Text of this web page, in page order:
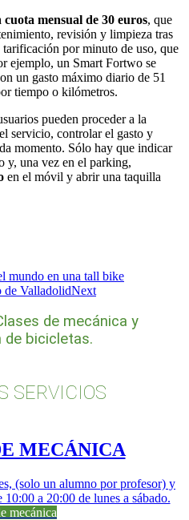
cuota mensual de 30 euros, que
revisión y limpieza tras
por minuto de uso, que
ejemplo, un Smart Fortwo se
un gasto máximo diario de 51
tiempo o kilómetros.
pueden proceder a la
servicio, controlar el gasto y
momento. Sólo hay que indicar
y, una vez en el parking,
en el móvil y abrir una taquilla
mundo en una tall bike
de ValladolidNext
de mecánica y
de bicicletas.
SERVICIOS
MECÁNICA
(solo un alumno por profesor) y
10:00 a 20:00 de lunes a sábado.
mecánica